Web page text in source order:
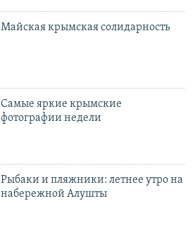
Майская крымская солидарность
Самые яркие крымские
фотографии недели
Рыбаки и пляжники: летнее утро на
набережной Алушты